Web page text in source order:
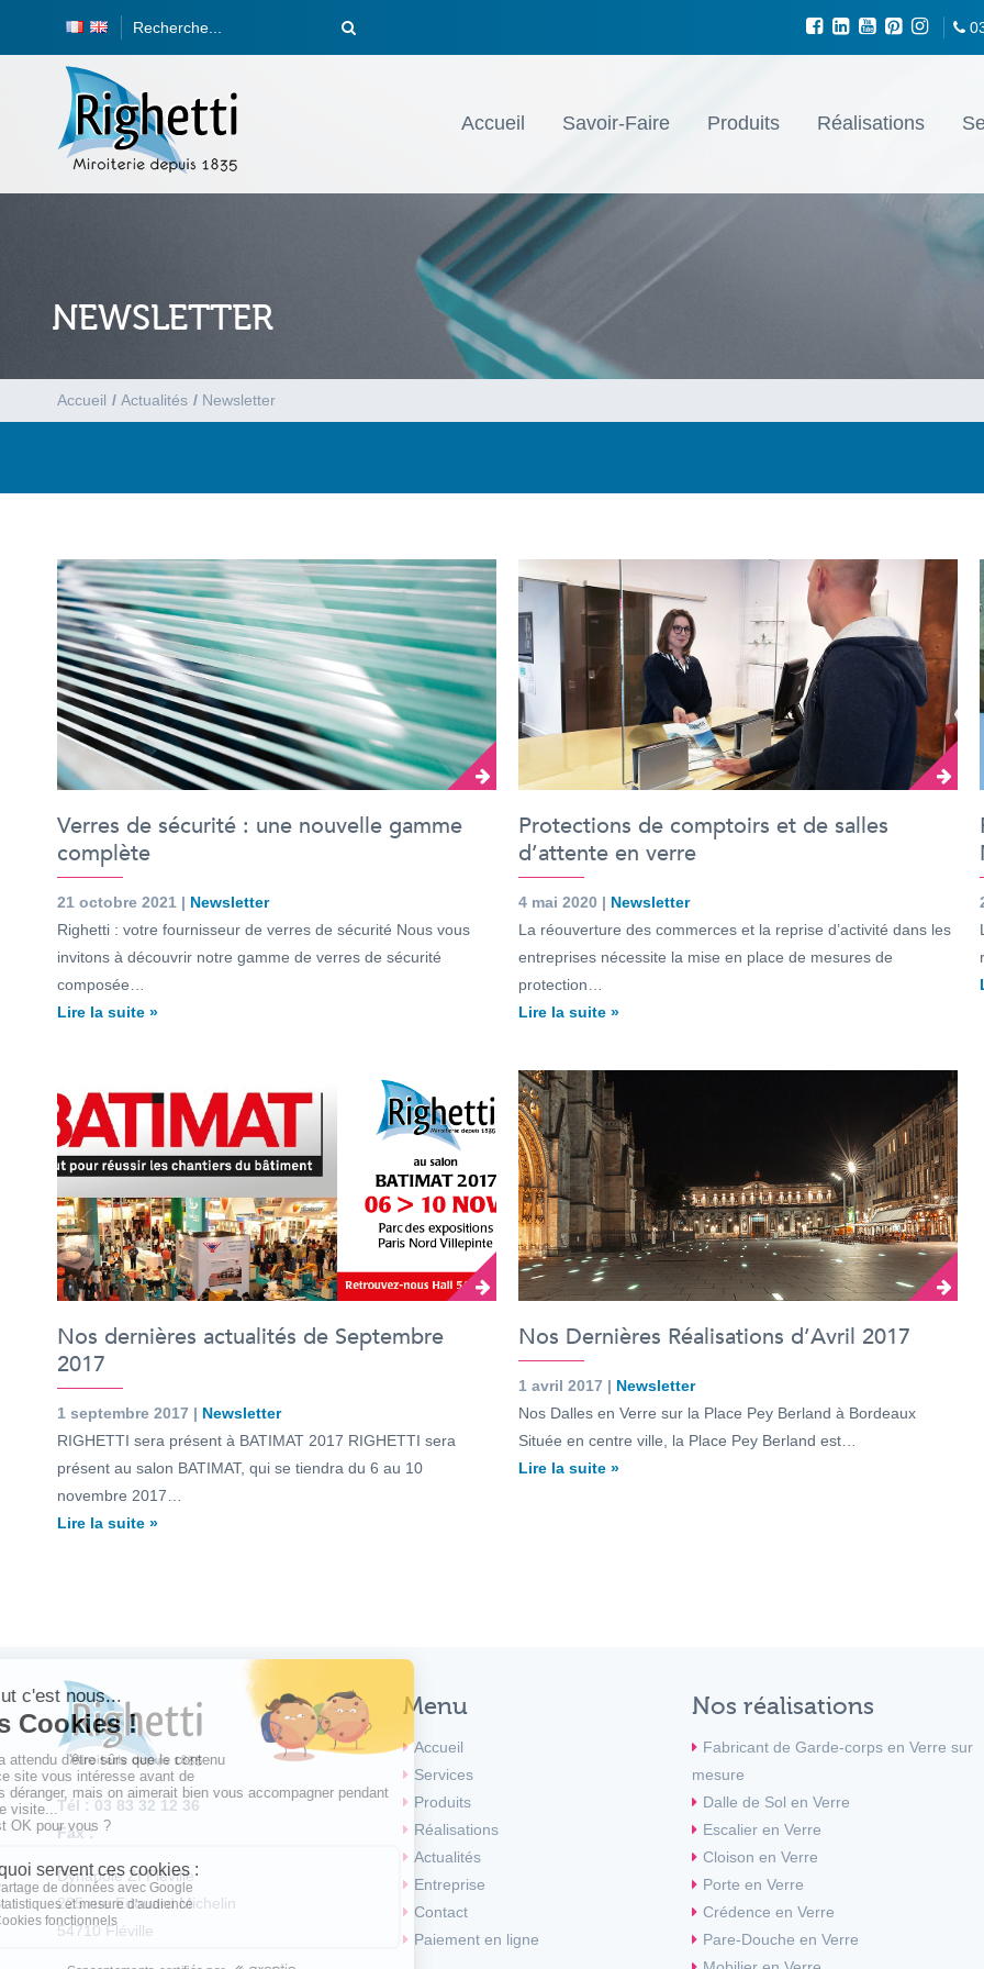
Accueil Savoir-Faire Produits Réalisations
NEWSLETTER
Accueil / Actualités / Newsletter
Verres de sécurité : une nouvelle gamme
complète
21 octobre 2021 | Newsletter
Righetti : votre fournisseur de verres de sécurité Nous vous
invitons à découvrir notre gamme de verres de sécurité
composée…
Lire la suite »
Protections de comptoirs et de salles
d’attente en verre
4 mai 2020 | Newsletter
La réouverture des commerces et la reprise d’activité dans les
entreprises nécessite la mise en place de mesures de
protection…
Lire la suite »
Nos dernières actualités de Septembre
2017
1 septembre 2017 | Newsletter
RIGHETTI sera présent à BATIMAT 2017 RIGHETTI sera
présent au salon BATIMAT, qui se tiendra du 6 au 10
novembre 2017…
Lire la suite »
Nos Dernières Réalisations d’Avril 2017
1 avril 2017 | Newsletter
Nos Dalles en Verre sur la Place Pey Berland à Bordeaux
Située en centre ville, la Place Pey Berland est…
Lire la suite »
Tél : 03 83 32 12 36
Fax :
Dynapôle ZI Fléville
225 rue Edouard Michelin
54710 Fléville
Menu
Accueil
Services
Produits
Réalisations
Actualités
Entreprise
Contact
Paiement en ligne
Nos réalisations
Fabricant de Garde-corps en Verre sur
mesure
Dalle de Sol en Verre
Escalier en Verre
Cloison en Verre
Porte en Verre
Crédence en Verre
Pare-Douche en Verre